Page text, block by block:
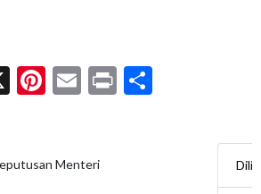
X Pinterest
Email
Print
Menteri